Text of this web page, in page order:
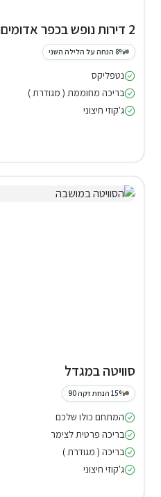
2 דירות נופש בכפר אדומים
8% הנחה על הלילה השני
נטפליקס
בריכה מחוממת ( מגודרת )
ג'קוזי חיצוני
סוויטה במגדל
15% הנחת דקה 90
המתחם כולו שלכם
בריכה פרטית לצימר
בריכה ( מגודרת )
ג'קוזי חיצוני